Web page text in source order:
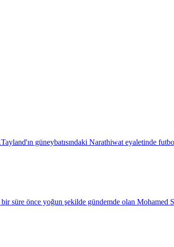
Tayland'ın güneybatısındaki Narathiwat eyaletinde
süre önce yoğun şekilde gündemde olan Mohamed